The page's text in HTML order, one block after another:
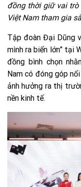
đồng thời giữ vai
Việt Nam tham gia
Tập đoàn Đại Dũng
mình ra biển lớn” tại
đồng bình chọn
Nam có đóng góp
ảnh hưởng ra thị
nền kinh tế.